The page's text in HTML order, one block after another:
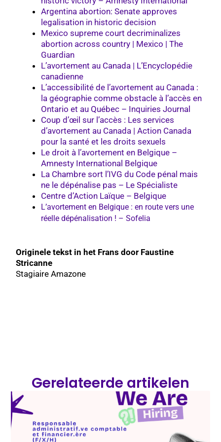
Argentina abortion: Senate approves
legalisation in historic decision
Mexico supreme court decriminalizes
abortion across country | Mexico | The
Guardian
L’avortement au Canada | L’Encyclopédie
canadienne
L’accessibilité de l’avortement au Canada :
la géographie comme obstacle à l’accès en
Ontario et au Québec – Inquiries Journal
Coup d’œil sur l’accès : Les services
d’avortement au Canada | Action Canada
pour la santé et les droits sexuels
Le droit à l’avortement en Belgique –
Amnesty International Belgique
La Chambre sort l’IVG du Code pénal mais
ne le dépénalise pas – Le Spécialiste
Centre d’Action Laïque – Belgique
L’avortement en Belgique : en route vers une
réelle dépénalisation ! – Sofelia
Originele tekst in het Frans door Faustine
Stricanne
Stagiaire Amazone
Gerelateerde artikelen